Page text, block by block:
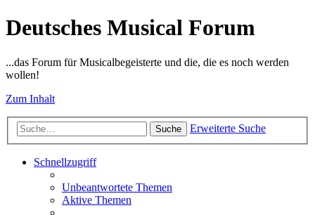
Deutsches Musical Forum
...das Forum für Musicalbegeisterte und die, die es noch werden
wollen!
Zum Inhalt
Suche Erweiterte Suche
Schnellzugriff
Unbeantwortete Themen
Aktive Themen